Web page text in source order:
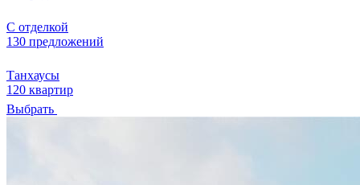
С отделкой
130 предложений
Танхаусы
120 квартир
Выбрать